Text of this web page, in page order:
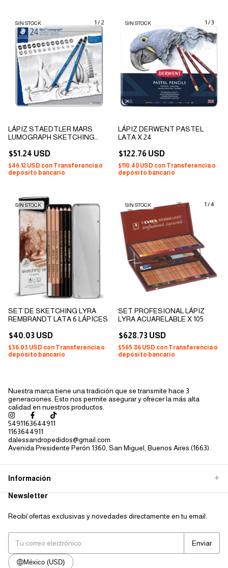
1 / 2
SIN STOCK
LÁPIZ STAEDTLER MARS
LUMOGRAPH SKETCHING
$51.24 USD
$46.12 USD con Transferencia o
depósito bancario
1 /3
SIN STOCK
LÁPIZ DERWENT PASTEL
LATA X 24
$122.76 USD
$110.48 USD con Transferencia o
depósito bancario
SIN STOCK
SET DE SKETCHING LYRA
REMBRANDT LATA 6 LÁPICES
$40.03 USD
$36.03 USD con Transferencia o
depósito bancario
1 /4
SIN STOCK
SET PROFESIONAL LÁPIZ
LYRA ACUARELABLE X 105
$628.73 USD
$565.86 USD con Transferencia o
depósito bancario
Nuestra marca tiene una tradición que se transmite hace 3
generaciones. Esto nos permite asegurar y ofrecer la más alta
calidad en nuestros productos.
5491163644911
1163644911
dalessandropedidos@gmail.com
Avenida Presidente Perón 1360, San Miguel, Buenos Aires (1663).
Información
Newsletter
Recibí ofertas exclusivas y novedades directamente en tu email.
México (USD)